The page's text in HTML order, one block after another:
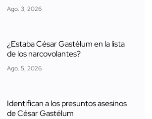
Ago. 3, 2026
¿Estaba César Gastélum en la lista
de los narcovolantes?
Ago. 5, 2026
Identifican a los presuntos asesinos
de César Gastélum